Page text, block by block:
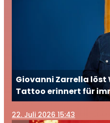
Giovanni Zarrella löst
Tattoo erinnert für
Brüder
22. Juli 2026 15:43